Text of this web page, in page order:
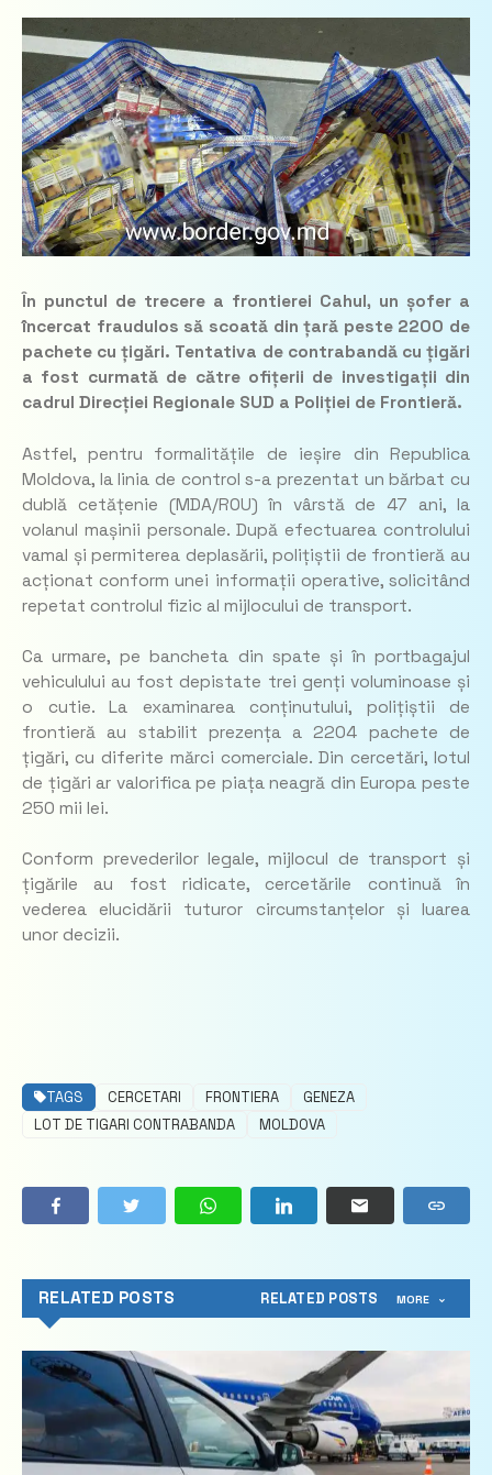
În punctul de trecere a frontierei Cahul, un șofer a
încercat fraudulos să scoată din țară peste 2200 de
pachete cu țigări. Tentativa de contrabandă cu țigări
a fost curmată de către ofițerii de investigații din
cadrul Direcției Regionale SUD a Poliției de Frontieră.
Astfel, pentru formalitățile de ieșire din Republica
Moldova, la linia de control s-a prezentat un bărbat cu
dublă cetățenie (MDA/ROU) în vârstă de 47 ani, la
volanul mașinii personale. După efectuarea controlului
vamal și permiterea deplasării, polițiștii de frontieră au
acționat conform unei informații operative, solicitând
repetat controlul fizic al mijlocului de transport.
Ca urmare, pe bancheta din spate și în portbagajul
vehiculului au fost depistate trei genți voluminoase și
o cutie. La examinarea conținutului, polițiștii de
frontieră au stabilit prezența a 2204 pachete de
țigări, cu diferite mărci comerciale. Din cercetări, lotul
de țigări ar valorifica pe piața neagră din Europa peste
250 mii lei.
Conform prevederilor legale, mijlocul de transport și
țigările au fost ridicate, cercetările continuă în
vederea elucidării tuturor circumstanțelor și luarea
unor decizii.
TAGS CERCETARI FRONTIERA
GENEZA
LOT DE TIGARI CONTRABANDA
MOLDOVA
RELATED POSTS RELATED POSTS MORE